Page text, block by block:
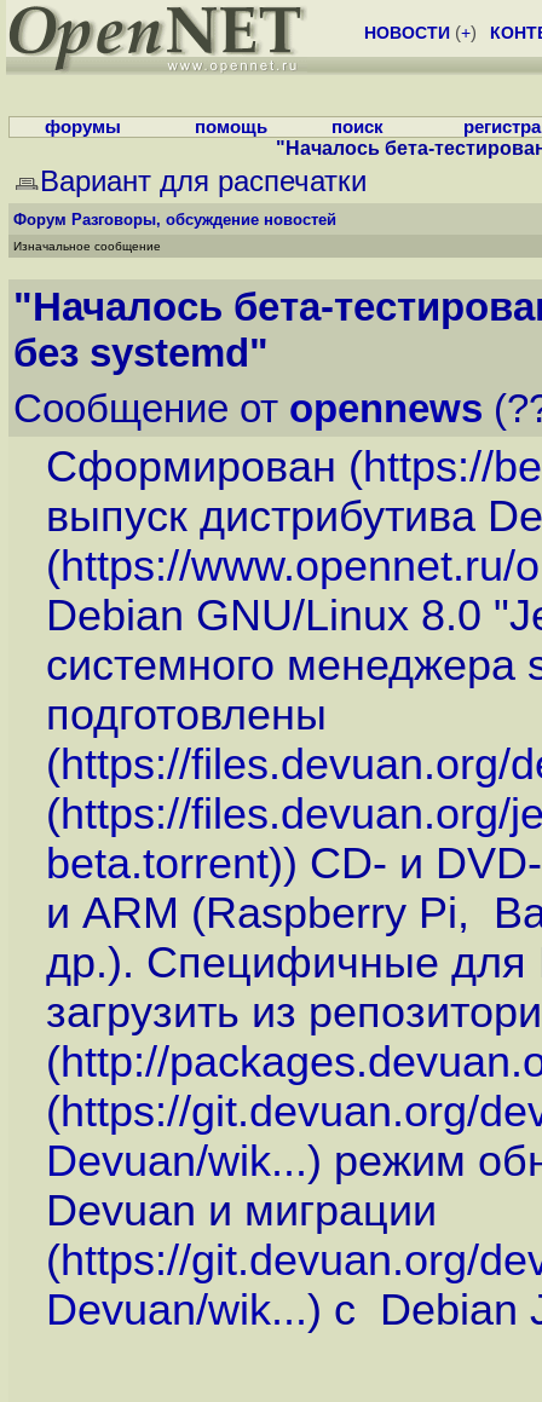
НОВОСТИ (+)
форумы помощь поиск
"Началось бета-
Вариант для распечатки
Форум Разговоры, обсуждение новостей
Изначальное сообщение
"Началось бета-
без systemd"
Сообщение от opennews
Сформирован (https://
выпуск дистрибутива
(https://www.opennet.ru/
Debian GNU/Linux 8.0
системного менеджера
подготовлены
(https://files.devuan.org/
(https://files.devuan.org/
beta.torrent)) CD- и
и ARM (Raspberry Pi,
др.). Специфичные для
загрузить из
(http://
(https://git.devuan.org/
Devuan/wik...) режим
Devuan и миграции
(https://git.devuan.org/
Devuan/wik...) с Debian